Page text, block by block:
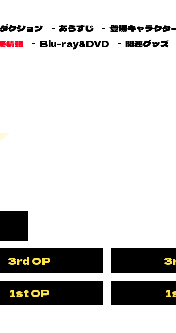
クション あらすじ 登場キャラクタ
情報 Blu-ray&DVD 関連グッズ
3rd OP
1st OP